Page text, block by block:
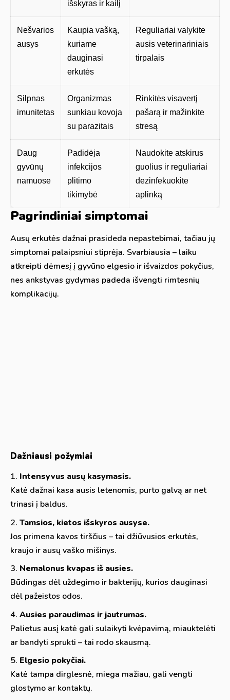
išskyras ir kailį
Nešvarios
ausys
Kaupia vašką,
kuriame
dauginasi
erkutės
Reguliariai valykite
ausis veterinariniais
tirpalais
Silpnas
imunitetas
Organizmas
sunkiau kovoja
su parazitais
Rinkitės visavertį
pašarą ir mažinkite
stresą
Daug
gyvūnų
namuose
Padidėja
infekcijos
plitimo
tikimybė
Naudokite atskirus
guolius ir reguliariai
dezinfekuokite
aplinką
Pagrindiniai simptomai
Ausų erkutės dažnai prasideda nepastebimai, tačiau jų
simptomai palaipsniui stiprėja. Svarbiausia – laiku
atkreipti dėmesį į gyvūno elgesio ir išvaizdos pokyčius,
nes ankstyvas gydymas padeda išvengti rimtesnių
komplikacijų.
Dažniausi požymiai
Intensyvus ausų kasymasis.
Katė dažnai kasa ausis letenomis, purto galvą ar net
trinasi į baldus.
Tamsios, kietos išskyros ausyse.
Jos primena kavos tirščius – tai džiūvusios erkutės,
kraujo ir ausų vaško mišinys.
Nemalonus kvapas iš ausies.
Būdingas dėl uždegimo ir bakterijų, kurios dauginasi
dėl pažeistos odos.
Ausies paraudimas ir jautrumas.
Palietus ausį katė gali sulaikyti kvėpavimą, miauktelėti
ar bandyti sprukti – tai rodo skausmą.
Elgesio pokyčiai.
Katė tampa dirglesnė, miega mažiau, gali vengti
glostymo ar kontaktų.